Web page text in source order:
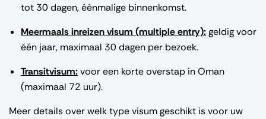
tot 30 dagen, éénmalige binnenkomst.
Meermaals inreizen visum (multiple entry):geldig voor
één jaar, maximaal 30 dagen per bezoek.
Transitvisum:voor een korte overstap in Oman
(maximaal 72 uur).
Meer details over welk type visum geschikt is voor uw